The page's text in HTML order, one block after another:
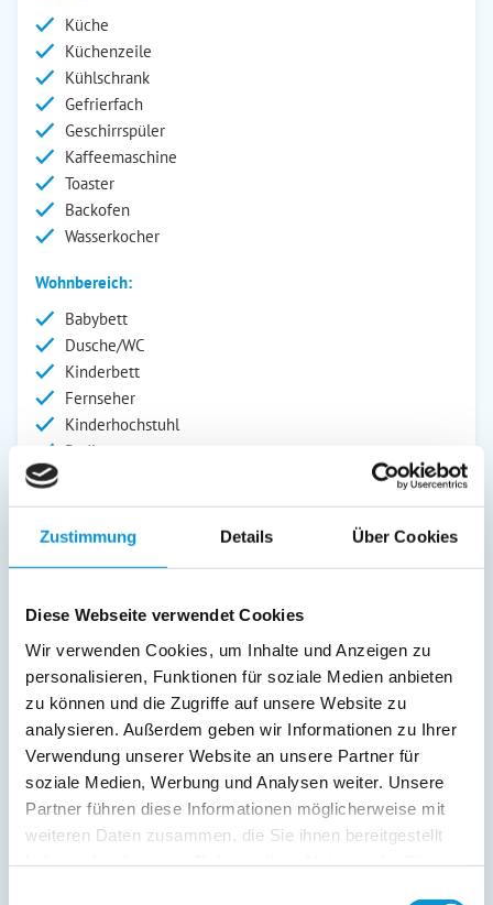
Zustimmung Details Über Cookies
Diese Webseite verwendet Cookies
Wir verwenden Cookies, um Inhalte und Anzeigen zu
personalisieren, Funktionen für soziale Medien anbieten
zu können und die Zugriffe auf unsere Website zu
analysieren. Außerdem geben wir Informationen zu Ihrer
Verwendung unserer Website an unsere Partner für
soziale Medien, Werbung und Analysen weiter. Unsere
Partner führen diese Informationen möglicherweise mit
weiteren Daten zusammen, die Sie ihnen bereitgestellt
Küche
Küchenzeile
Kühlschrank
Gefrierfach
Geschirrspüler
Kaffeemaschine
Toaster
Backofen
Wasserkocher
Wohnbereich:
Babybett
Dusche/WC
Kinderbett
Fernseher
Kinderhochstuhl
Radio
Garten/Liegewiese
Liegen
Terrasse
Service:
Verpflegung:
Beschreibung
Mit Terrasse und eingezäuntem Grundstück. Hunde sehr
willkommen. 2 Schlafzimmer. Bis zu 5 Personen. 80 qm.